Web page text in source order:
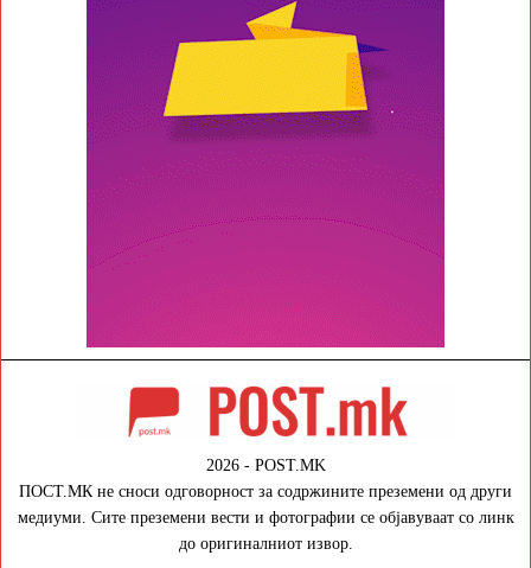
2026 - POST.MK
ПОСТ.МК не сноси одговорност за содржините преземени од други
медиуми. Сите преземени вести и фотографии се објавуваат со линк
до оригиналниот извор.